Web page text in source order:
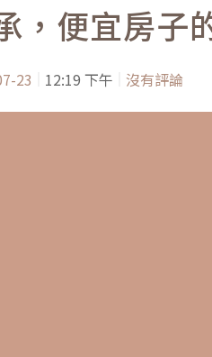
，便宜房子
23 12:19 下午 沒有評論